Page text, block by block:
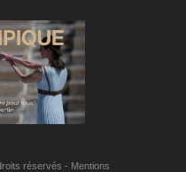
réservés - Mentions